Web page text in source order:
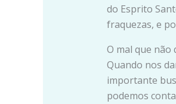
do Esprito
fraquezas, e
O mal que não
Quando nos
importante
podemos